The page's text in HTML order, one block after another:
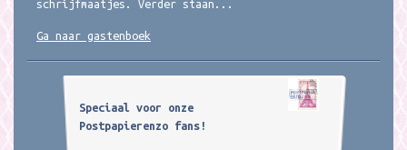
schrijfmaatjes. Verder staan...
Ga naar gastenboek
Speciaal voor onze
Postpapierenzo fans!